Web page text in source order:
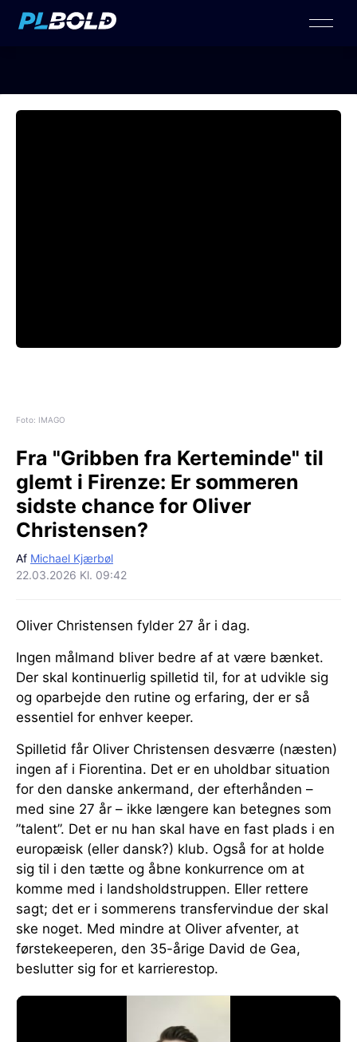
Foto: IMAGO
Fra "Gribben fra Kerteminde" til
glemt i Firenze: Er sommeren
sidste chance for Oliver
Christensen?
Af Michael Kjærbøl
22.03.2026 Kl. 09:42
Oliver Christensen fylder 27 år i dag.
Ingen målmand bliver bedre af at være bænket.
Der skal kontinuerlig spilletid til, for at udvikle sig
og oparbejde den rutine og erfaring, der er så
essentiel for enhver keeper.
Spilletid får Oliver Christensen desværre (næsten)
ingen af i Fiorentina. Det er en uholdbar situation
for den danske ankermand, der efterhånden –
med sine 27 år – ikke længere kan betegnes som
”talent”. Det er nu han skal have en fast plads i en
europæisk (eller dansk?) klub. Også for at holde
sig til i den tætte og åbne konkurrence om at
komme med i landsholdstruppen. Eller rettere
sagt; det er i sommerens transfervindue der skal
ske noget. Med mindre at Oliver afventer, at
førstekeeperen, den 35-årige David de Gea,
beslutter sig for et karrierestop.